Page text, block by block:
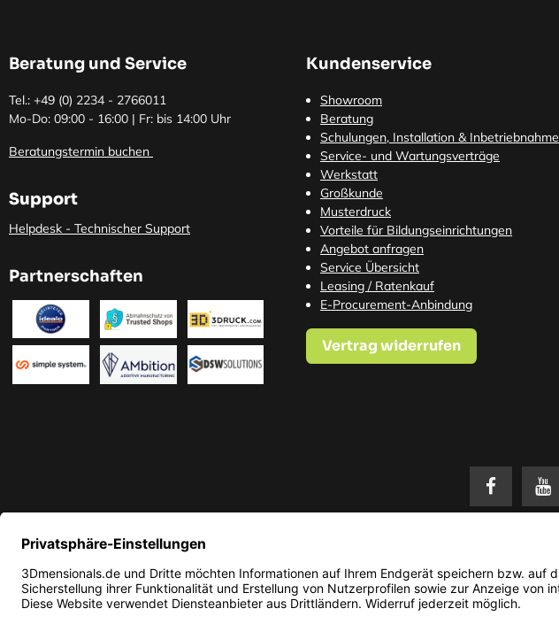
Beratung und Service
Tel.: +49 (0) 2234 - 2766011
Mo-Do: 09:00 - 16:00 | Fr: bis 14:00 Uhr
Beratungstermin buchen
Support
Helpdesk - Technischer Support
Partnerschaften
Kundenservice
Showroom
Beratung
Schulungen, Installation & Inbetriebnahme
Service- und Wartungsverträge
Werkstatt
Großkunde
Musterdruck
Vorteile für Bildungseinrichtungen
Angebot anfragen
Service Übersicht
Leasing / Ratenkauf
E-Procurement-Anbindung
Vertrag widerrufen